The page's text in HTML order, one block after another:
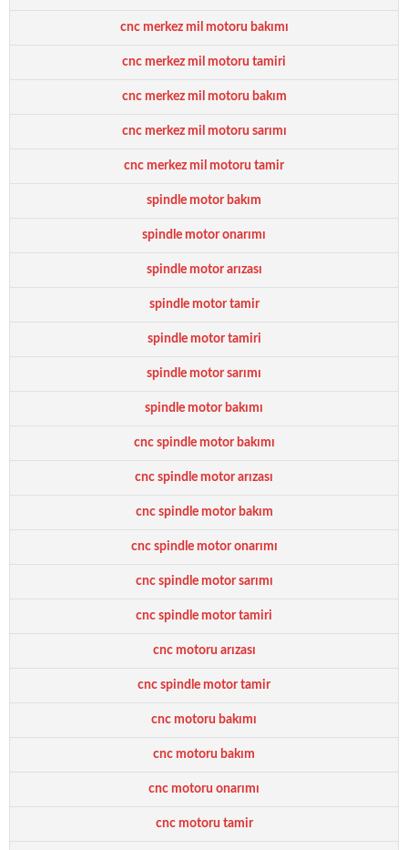
cnc merkez mil motoru bakımı
cnc merkez mil motoru tamiri
cnc merkez mil motoru bakım
cnc merkez mil motoru sarımı
cnc merkez mil motoru tamir
spindle motor bakım
spindle motor onarımı
spindle motor arızası
spindle motor tamir
spindle motor tamiri
spindle motor sarımı
spindle motor bakımı
cnc spindle motor bakımı
cnc spindle motor arızası
cnc spindle motor bakım
cnc spindle motor onarımı
cnc spindle motor sarımı
cnc spindle motor tamiri
cnc motoru arızası
cnc spindle motor tamir
cnc motoru bakımı
cnc motoru bakım
cnc motoru onarımı
cnc motoru tamir